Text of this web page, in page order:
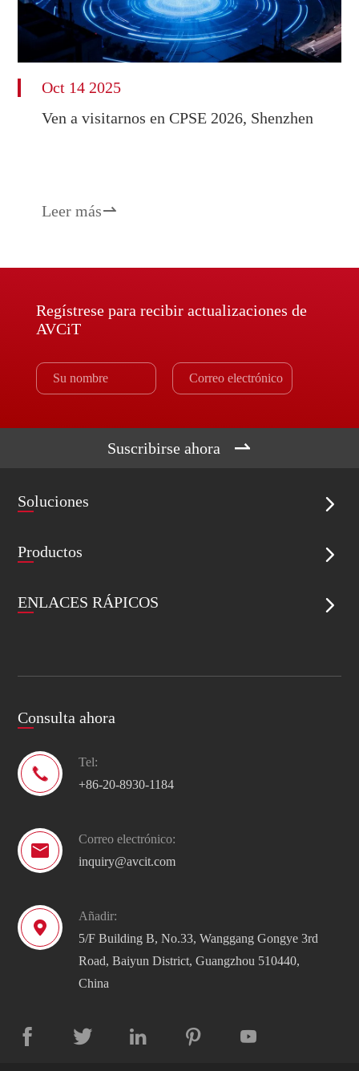
Oct 14 2025
Ven a visitarnos en CPSE 2026, Shenzhen
Leer más
Regístrese para recibir actualizaciones de
AVCiT
Suscribirse ahora 
Soluciones 
Productos 
ENLACES RÁPICOS 
Consulta ahora

Tel:
+86-20-8930-1184

Correo electrónico:
inquiry@avcit.com

Añadir:
5/F Building B, No.33, Wanggang Gongye 3rd
Road, Baiyun District, Guangzhou 510440,
China
    